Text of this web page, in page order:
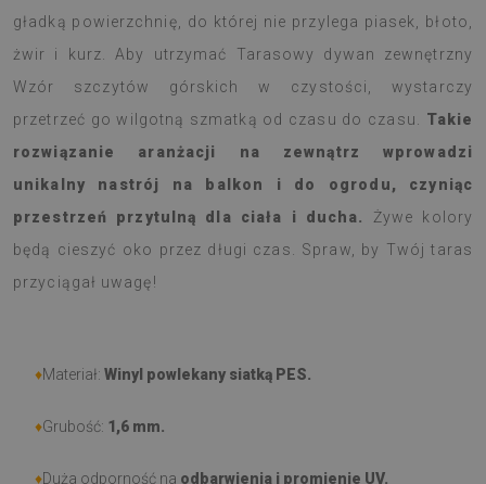
gładką powierzchnię, do której nie przylega piasek, błoto,
żwir i kurz. Aby utrzymać Tarasowy dywan zewnętrzny
Wzór szczytów górskich w czystości, wystarczy
przetrzeć go wilgotną szmatką od czasu do czasu. Takie
rozwiązanie aranżacji na zewnątrz wprowadzi
unikalny nastrój na balkon i do ogrodu, czyniąc
przestrzeń przytulną dla ciała i ducha.
Żywe kolory
będą cieszyć oko przez długi czas. Spraw, by Twój taras
przyciągał uwagę!
♦Materiał: Winyl powlekany siatką PES.
♦Grubość: 1,6 mm.
♦Duża odporność na odbarwienia i promienie UV.